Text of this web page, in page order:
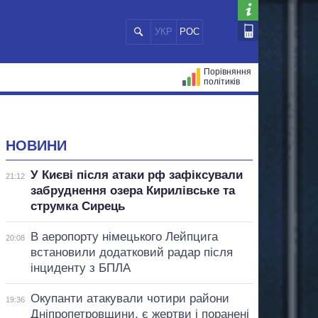
УКР РОС
Порівняння
політиків
НОВИНИ
21:12
У Києві після атаки рф зафіксували
забруднення озера Кирилівське та
струмка Сирець
20:08
В аеропорту німецького Лейпцига
встановили додатковий радар після
інциденту з БПЛА
19:36
Окупанти атакували чотири райони
Дніпропетровщини, є жертви і поранені